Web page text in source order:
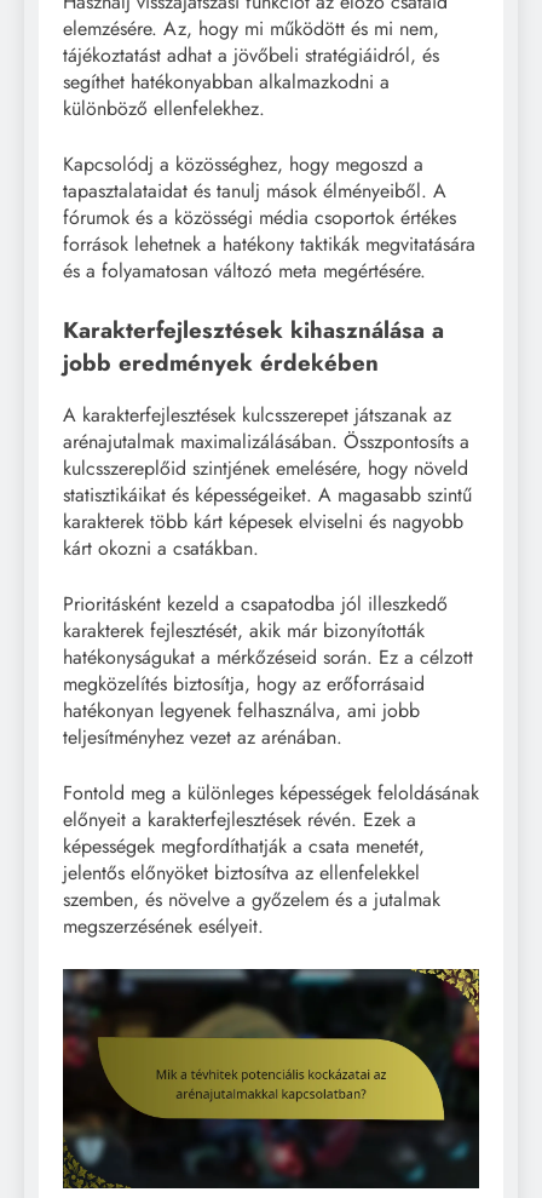
elemzésére. Az, hogy mi működött és mi nem,
tájékoztatást adhat a jövőbeli stratégiáidról, és
segíthet hatékonyabban alkalmazkodni a
különböző ellenfelekhez.
Kapcsolódj a közösséghez, hogy megoszd a
tapasztalataidat és tanulj mások élményeiből. A
fórumok és a közösségi média csoportok értékes
források lehetnek a hatékony taktikák megvitatására
és a folyamatosan változó meta megértésére.
Karakterfejlesztések kihasználása a
jobb eredmények érdekében
A karakterfejlesztések kulcsszerepet játszanak az
arénajutalmak maximalizálásában. Összpontosíts a
kulcsszereplőid szintjének emelésére, hogy növeld
statisztikáikat és képességeiket. A magasabb szintű
karakterek több kárt képesek elviselni és nagyobb
kárt okozni a csatákban.
Prioritásként kezeld a csapatodba jól illeszkedő
karakterek fejlesztését, akik már bizonyították
hatékonyságukat a mérkőzéseid során. Ez a célzott
megközelítés biztosítja, hogy az erőforrásaid
hatékonyan legyenek felhasználva, ami jobb
teljesítményhez vezet az arénában.
Fontold meg a különleges képességek feloldásának
előnyeit a karakterfejlesztések révén. Ezek a
képességek megfordíthatják a csata menetét,
jelentős előnyöket biztosítva az ellenfelekkel
szemben, és növelve a győzelem és a jutalmak
megszerzésének esélyeit.